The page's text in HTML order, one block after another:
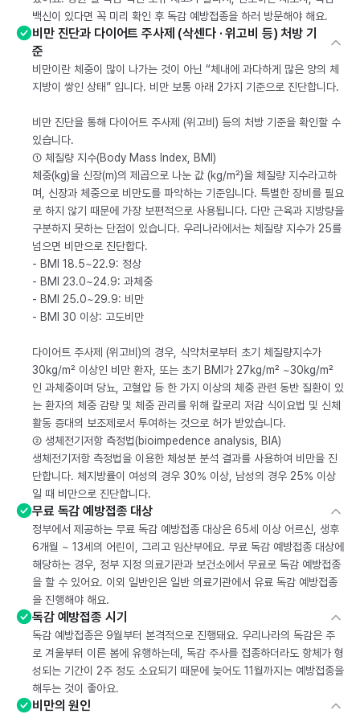
백신이 있다면 꼭 미리 확인 후 독감 예방접종을 하러 방문해야 해요.
비만 진단과 다이어트 주사제 (삭센다 · 위고비 등) 처방 기
준
비만이란 체중이 많이 나가는 것이 아닌 “체내에 과다하게 많은 양의 체
지방이 쌓인 상태” 입니다. 비만 보통 아래 2가지 기준으로 진단합니다.
비만 진단을 통해 다이어트 주사제 (위고비) 등의 처방 기준을 확인할 수
있습니다.
① 체질량 지수(Body Mass Index, BMI)
체중(kg)을 신장(m)의 제곱으로 나눈 값 (kg/m²)을 체질량 지수라고하
며, 신장과 체중으로 비만도를 파악하는 기준입니다. 특별한 장비를 필요
로 하지 않기 때문에 가장 보편적으로 사용됩니다. 다만 근육과 지방량을
구분하지 못하는 단점이 있습니다. 우리나라에서는 체질량 지수가 25를
넘으면 비만으로 진단합다.
- BMI 18.5~22.9: 정상
- BMI 23.0~24.9: 과체중
- BMI 25.0~29.9: 비만
- BMI 30 이상: 고도비만
다이어트 주사제 (위고비)의 경우, 식약처로부터 초기 체질량지수가
30kg/m² 이상인 비만 환자, 또는 초기 BMI가 27kg/m² ~30kg/m²
인 과체중이며 당뇨, 고혈압 등 한 가지 이상의 체중 관련 동반 질환이 있
는 환자의 체중 감량 및 체중 관리를 위해 칼로리 저감 식이요법 및 신체
활동 증대의 보조제로서 투여하는 것으로 허가 받았습니다.
② 생체전기저항 측정법(bioimpedence analysis, BIA)
생체전기저항 측정법을 이용한 체성분 분석 결과를 사용하여 비만을 진
단합니다. 체지방률이 여성의 경우 30% 이상, 남성의 경우 25% 이상
일 때 비만으로 진단합니다.
무료 독감 예방접종 대상
정부에서 제공하는 무료 독감 예방접종 대상은 65세 이상 어르신, 생후
6개월 ~ 13세의 어린이, 그리고 임산부에요. 무료 독감 예방접종 대상에
해당하는 경우, 정부 지정 의료기관과 보건소에서 무료로 독감 예방접종
을 할 수 있어요. 이외 일반인은 일반 의료기관에서 유료 독감 예방접종
을 진행해야 해요.
독감 예방접종 시기
독감 예방접종은 9월부터 본격적으로 진행돼요. 우리나라의 독감은 주
로 겨울부터 이른 봄에 유행하는데, 독감 주사를 접종하더라도 항체가 형
성되는 기간이 2주 정도 소요되기 때문에 늦어도 11월까지는 예방접종을
해두는 것이 좋아요.
비만의 원인